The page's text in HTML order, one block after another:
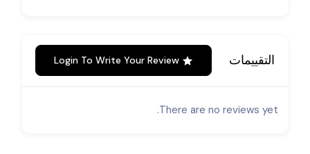
التقييمات Login To Write Your Review
There are no reviews yet.